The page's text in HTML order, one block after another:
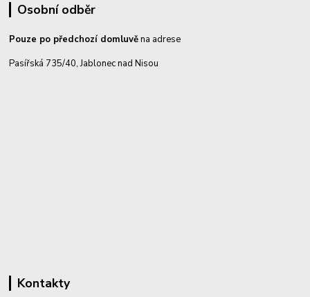
Osobní odběr
Pouze po předchozí domluvěna adrese
Pasířská 735/40, Jablonec nad Nisou
Kontakty